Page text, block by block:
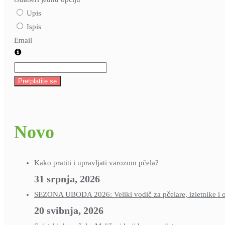
Upis
Ispis
Email
Pretplatite se
Novo
Kako pratiti i upravljati varozom pčela?
31 srpnja, 2026
SEZONA UBODA 2026: Veliki vodič za pčelare, izletnike i
20 svibnja, 2026